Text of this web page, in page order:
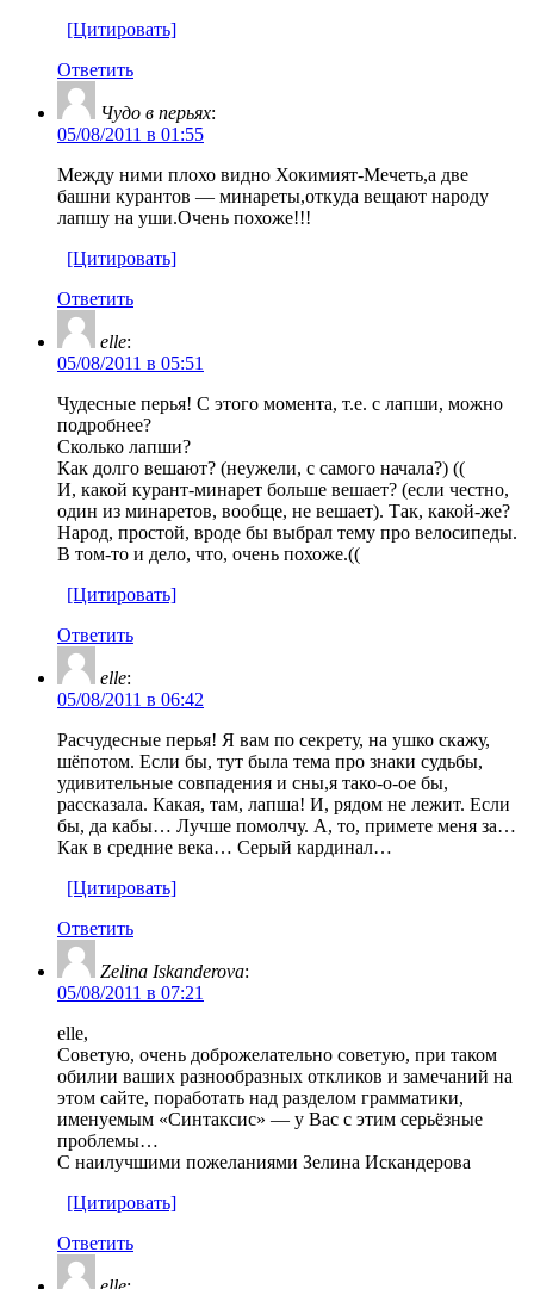
[Цитировать]
Ответить
Чудо в перьях:
05/08/2011 в 01:55
Между ними плохо видно Хокимият-Мечеть,а две
башни курантов — минареты,откуда вещают народу
лапшу на уши.Очень похоже!!!
[Цитировать]
Ответить
elle:
05/08/2011 в 05:51
Чудесные перья! С этого момента, т.е. с лапши, можно
подробнее?
Сколько лапши?
Как долго вешают? (неужели, с самого начала?) ((
И, какой курант-минарет больше вешает? (если честно,
один из минаретов, вообще, не вешает). Так, какой-же?
Народ, простой, вроде бы выбрал тему про велосипеды.
В том-то и дело, что, очень похоже.((
[Цитировать]
Ответить
elle:
05/08/2011 в 06:42
Расчудесные перья! Я вам по секрету, на ушко скажу,
шёпотом. Если бы, тут была тема про знаки судьбы,
удивительные совпадения и сны,я тако-о-ое бы,
рассказала. Какая, там, лапша! И, рядом не лежит. Если
бы, да кабы… Лучше помолчу. А, то, примете меня за…
Как в средние века… Серый кардинал…
[Цитировать]
Ответить
Zelina Iskanderova:
05/08/2011 в 07:21
elle,
Советую, очень доброжелательно советую, при таком
обилии ваших разнообразных откликов и замечаний на
этом сайте, поработать над разделом грамматики,
именуемым «Синтаксис» — у Вас с этим серьёзные
проблемы…
С наилучшими пожеланиями Зелина Искандерова
[Цитировать]
Ответить